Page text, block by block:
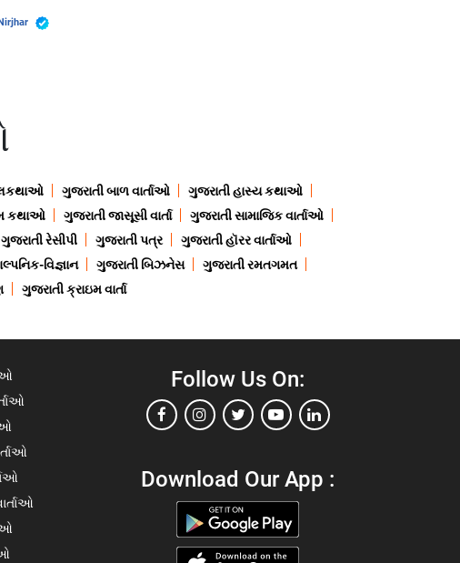
ગુજરાતી બાળ વાર્તાઓ
ગુજરાતી હાસ્ય કથાઓ
કથાઓ ગુજરાતી જાસૂસી વાર્તા
ગુજરાતી સામાજિક વાર્તાઓ
ગુજરાતી રેસીપી ગુજરાતી પત્ર
ગુજરાતી હૉરર વાર્તાઓ
વિજ્ઞાન ગુજરાતી બિઝનેસ
ગુજરાતી રમતગમત
ગુજરાતી ક્રાઇમ વાર્તા
Follow Us On:
Download Our App :